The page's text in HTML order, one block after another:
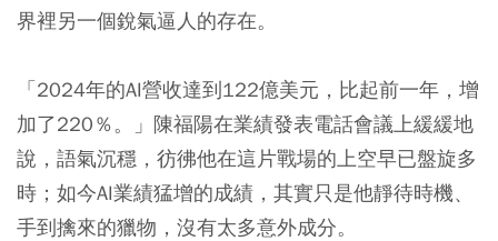
界裡另一個銳氣逼人的存在。
「2024年的AI營收達到122億美元，比起前一年，增
加了220％。」陳福陽在業績發表電話會議上緩緩地
說，語氣沉穩，彷彿他在這片戰場的上空早已盤旋多
時；如今AI業績猛增的成績，其實只是他靜待時機、
手到擒來的獵物，沒有太多意外成分。